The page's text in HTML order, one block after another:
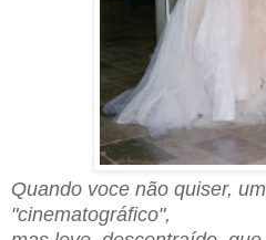
Quando voce não quiser,
"cinematográfico",